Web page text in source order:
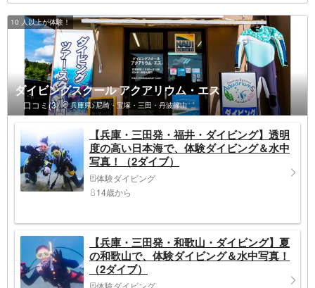
10 人以上が体験！
ダイビングスクール アクアリウム・エス
口コミ(3) 兵庫県>尼崎・宝塚・三田・丹波篠山
【兵庫・三田発・福井・ダイビング】透明
度の高い日本海で、体験ダイビング＆水中
写真！（2ダイブ）
体験ダイビング
14歳から
【兵庫・三田発・和歌山・ダイビング】夏
の和歌山で、体験ダイビング＆水中写真！
（2ダイブ）
体験ダイビング